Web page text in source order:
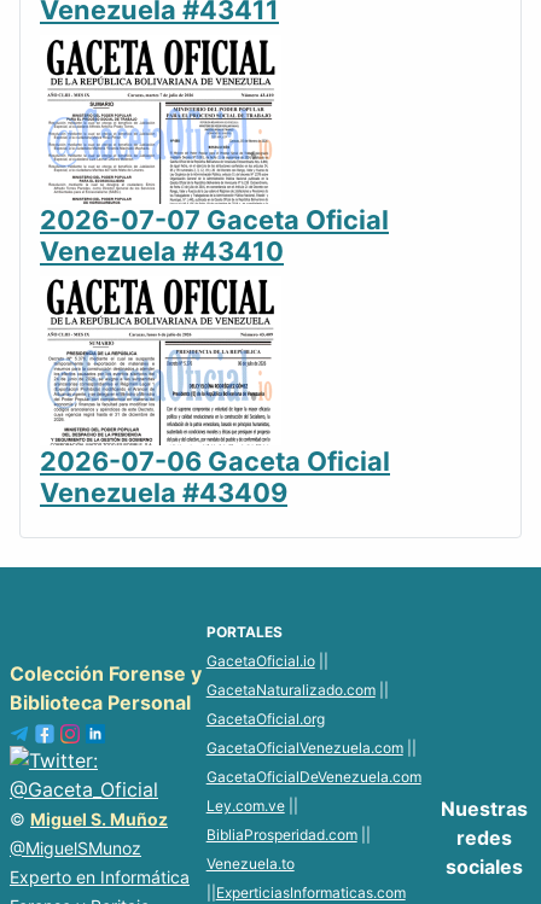
Venezuela #43411
2026-07-07 Gaceta Oficial
Venezuela #43410
2026-07-06 Gaceta Oficial
Venezuela #43409
Colección Forense y
Biblioteca Personal
© Miguel S. Muñoz
@MiguelSMunoz
Experto en Informática
PORTALES
GacetaOficial.io||
GacetaNaturalizado.com||
GacetaOficial.org
GacetaOficialVenezuela.com||
GacetaOficialDeVenezuela.com
Ley.com.ve||
BibliaProsperidad.com||
Venezuela.to
ExperticiasInformaticas.com
Nuestras
redes
sociales